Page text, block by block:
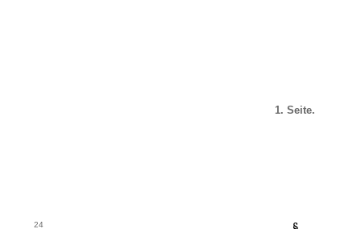
1. Seite.
24